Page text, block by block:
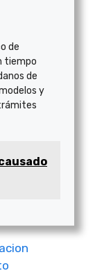
de
tiempo
de
y